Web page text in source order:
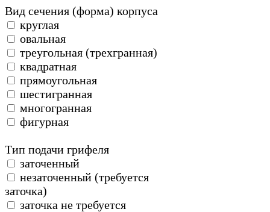
Вид сечения (форма) корпуса
круглая
овальная
треугольная (трехгранная)
квадратная
прямоугольная
шестигранная
многогранная
фигурная
Тип подачи грифеля
заточенный
незаточенный (требуется
заточка)
заточка не требуется